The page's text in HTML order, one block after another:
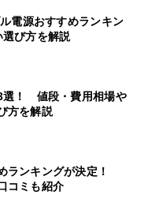
電源おすすめランキン
び方を解説
選！ 値段・費用相場や
方を解説
ランキングが決定！
コミも紹介